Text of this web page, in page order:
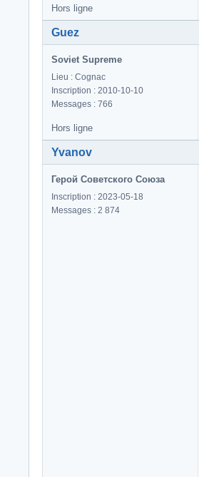
Hors ligne
Guez
Soviet Supreme
Lieu : Cognac
Inscription : 2010-10-10
Messages : 766
Hors ligne
Yvanov
Герой Советского Союза
Inscription : 2023-05-18
Messages : 2 874